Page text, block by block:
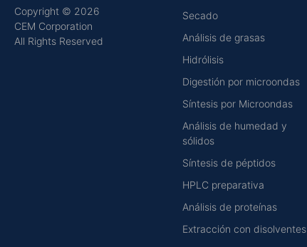
Copyright © 2026
CEM Corporation
All Rights Reserved
Secado
Análisis de grasas
Hidrólisis
Digestión por microondas
Síntesis por Microondas
Análisis de humedad y
sólidos
Síntesis de péptidos
HPLC preparativa
Análisis de proteínas
Extracción con disolventes